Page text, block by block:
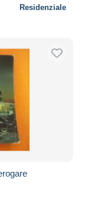
Residenziale